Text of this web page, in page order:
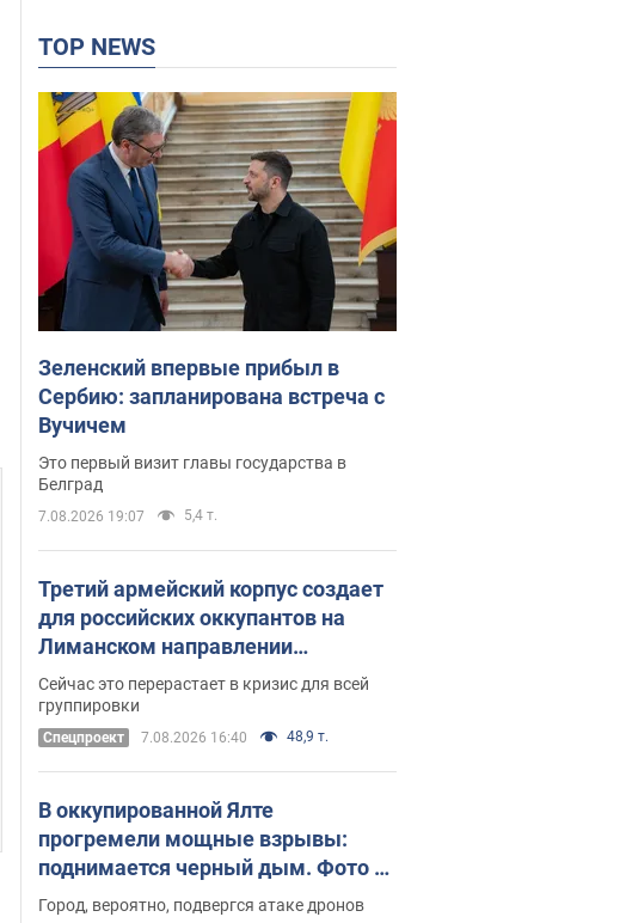
TOP NEWS
Зеленский впервые прибыл в
Сербию: запланирована встреча с
Вучичем
Это первый визит главы государства в
Белград
7.08.2026 19:07 5,4 т.
Третий армейский корпус создает
для российских оккупантов на
Лиманском направлении
критический дискомфорт: как это
удалось
Сейчас это перерастает в кризис для всей
группировки
Спецпроект 7.08.2026 16:40 48,9 т.
В оккупированной Ялте
прогремели мощные взрывы:
поднимается черный дым. Фото и
видео
Город, вероятно, подвергся атаке дронов